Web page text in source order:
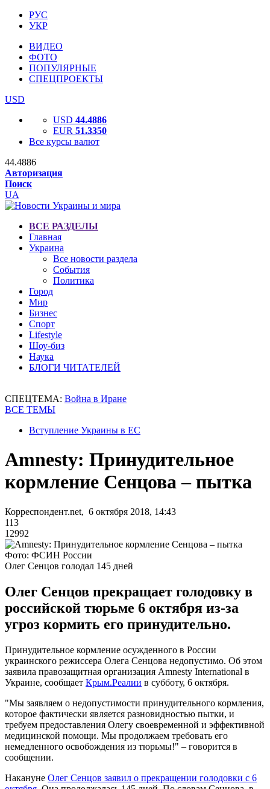
РУС
УКР
ВИДЕО
ФОТО
ПОПУЛЯРНЫЕ
СПЕЦПРОЕКТЫ
USD
USD 44.4886
EUR 51.3350
Все курсы валют
44.4886
Авторизация
Поиск
UA
ВСЕ РАЗДЕЛЫ
Главная
Украина
Все новости раздела
События
Политика
Город
Мир
Бизнес
Спорт
Lifestyle
Шоу-биз
Наука
БЛОГИ ЧИТАТЕЛЕЙ
СПЕЦТЕМА: Война в Иране
ВСЕ ТЕМЫ
Вступление Украины в ЕС
Amnesty: Принудительное
кормление Сенцова – пытка
Корреспондент.net, 6 октября 2018, 14:43
113
12992
Фото: ФСИН России
Олег Сенцов голодал 145 дней
Олег Сенцов прекращает голодовку в
российской тюрьме 6 октября из-за
угроз кормить его принудительно.
Принудительное кормление осужденного в России
украинского режиссера Олега Сенцова недопустимо. Об этом
заявила правозащитная организация Amnesty International в
Украине, сообщает Крым.Реалии в субботу, 6 октября.
"Мы заявляем о недопустимости принудительного кормления,
которое фактически является разновидностью пытки, и
требуем предоставления Олегу своевременной и эффективной
медицинской помощи. Мы продолжаем требовать его
немедленного освобождения из тюрьмы!" – говорится в
сообщении.
Накануне Олег Сенцов заявил о прекращении голодовки с 6